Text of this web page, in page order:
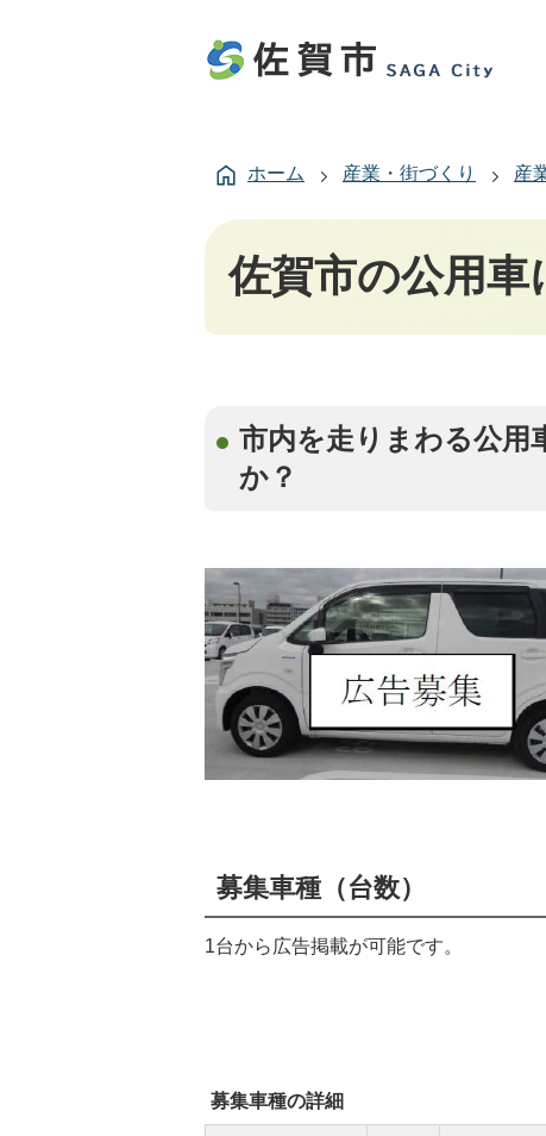
ホーム 産業・街づくり 産
佐賀市の公用
市内を走りまわる公用
か？
募集車種（台数）
1台から広告掲載が可能です。
募集車種の詳細